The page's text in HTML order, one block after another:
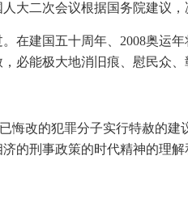
大二次会议根据国务院建议
在建国五十周年、2008奥运
必能极大地消旧痕、慰民众、
悔改的犯罪分子实行特赦的
的刑事政策的时代精神的理